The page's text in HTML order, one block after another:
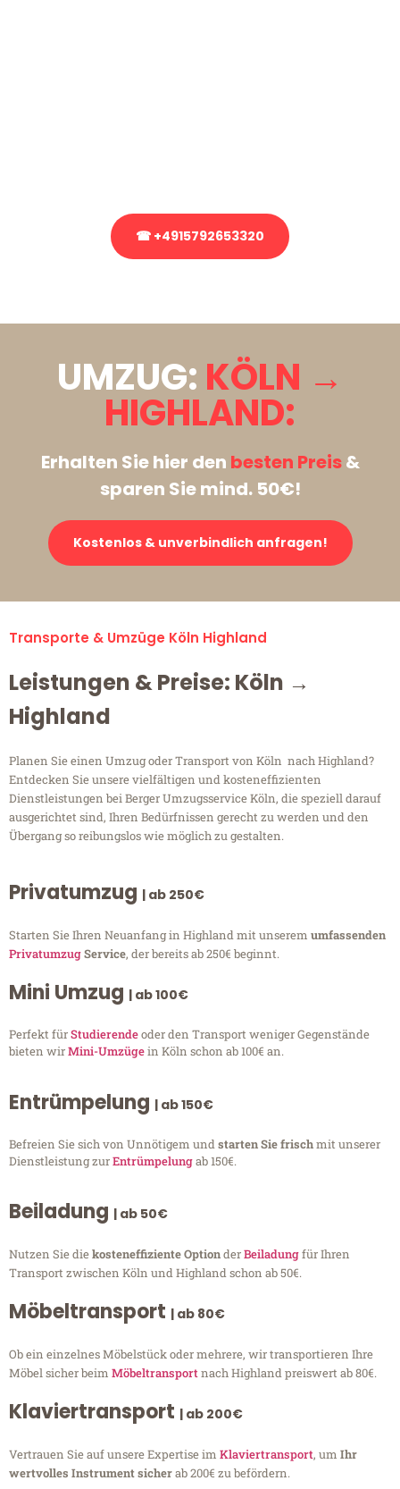
☎ +4915792653320
UMZUG: KÖLN →
HIGHLAND:
Erhalten Sie hier den besten Preis&
sparen Sie mind. 50€!
Kostenlos & unverbindlich anfragen!
Transporte & Umzüge Köln Highland
Leistungen & Preise: Köln →
Highland
Planen Sie einen Umzug oder Transport von Köln nach Highland?
Entdecken Sie unsere vielfältigen und kosteneffizienten
Dienstleistungen bei Berger Umzugsservice Köln, die speziell darauf
ausgerichtet sind, Ihren Bedürfnissen gerecht zu werden und den
Übergang so reibungslos wie möglich zu gestalten.
Privatumzug | ab 250€
Starten Sie Ihren Neuanfang in Highland mit unserem umfassenden
PrivatumzugService, der bereits ab 250€ beginnt.
Mini Umzug | ab 100€
Perfekt fürStudierendeoder den Transport weniger Gegenstände
bieten wirMini-Umzügein Köln schon ab 100€ an.
Entrümpelung | ab 150€
Befreien Sie sich von Unnötigem undstarten Sie frischmit unserer
Dienstleistung zurEntrümpelungab 150€.
Beiladung | ab 50€
Nutzen Sie diekosteneffiziente OptionderBeiladungfür Ihren
Transport zwischen Köln und Highland schon ab 50€.
Möbeltransport | ab 80€
Ob ein einzelnes Möbelstück oder mehrere, wir transportieren Ihre
Möbel sicher beim Möbeltransportnach Highland preiswert ab 80€.
Klaviertransport | ab 200€
Vertrauen Sie auf unsere Expertise im Klaviertransport, um Ihr
wertvolles Instrument sicherab 200€ zu befördern.